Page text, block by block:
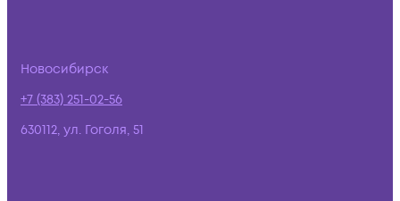
Новосибирск
+7 (383) 251-02-56
630112, ул. Гоголя, 51